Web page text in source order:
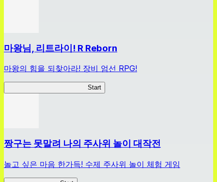
마왕님, 리트라이! R Reborn
마왕의 힘을 되찾아라! 장비 엄선 RPG!
Start
짱구는 못말려 나의 주사위 놀이 대작전
놀고 싶은 마음 한가득! 수제 주사위 놀이 체험 게임